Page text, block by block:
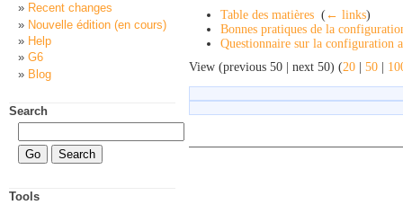
Table des matières ( ← links)
Bonnes pratiques de la
Questionnaire sur la configuration
View (previous 50 | next 50) (20 | 50 |
Recent changes
Nouvelle édition (en cours)
Help
G6
Blog
Search
Tools